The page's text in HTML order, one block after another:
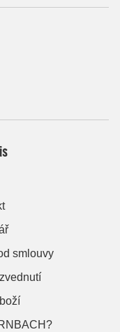
smlouvy